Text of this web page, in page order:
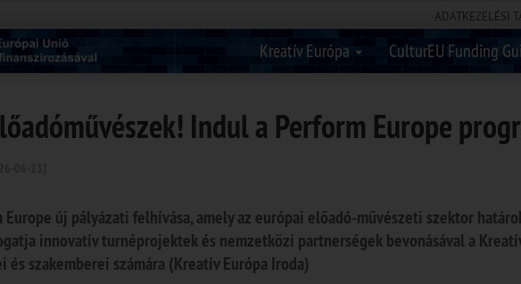
ADATKEZELÉSI
Kreatív Európa CulturEU Funding
Indul a Perform Europe
új pályázati felhívása, amely az európai előadó-művészeti szektor
innovatív turnéprojektek és nemzetközi partnerségek bevonásával a
és szakemberei számára (Kreatív Európa Iroda)